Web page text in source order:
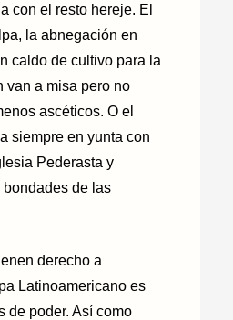
con el resto hereje. El
la abnegación en
caldo de cultivo para la
van a misa pero no
ascéticos. O el
siempre en yunta con
Pederasta y
bondades de las
derecho a
Latinoamericano es
de poder. Así como